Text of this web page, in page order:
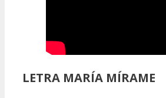
LETRA MARÍA MÍRAME